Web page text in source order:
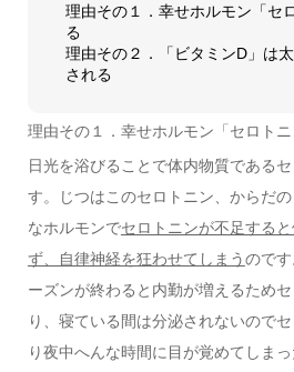
理由その１．幸せホルモン「セ
る
理由その２．「ビタミンD」は
される
理由その１．幸せホルモン「セロト
日光を浴びることで体内物質である
す。じつはこのセロトニン、からだ
なホルモンでセロトニンが不足する
ず、自律神経を狂わせてしまうので
ーズンが終わると内勤が増えるため
り、寝ている間は分泌されないので
り夜中へんな時間に目が覚めてしま